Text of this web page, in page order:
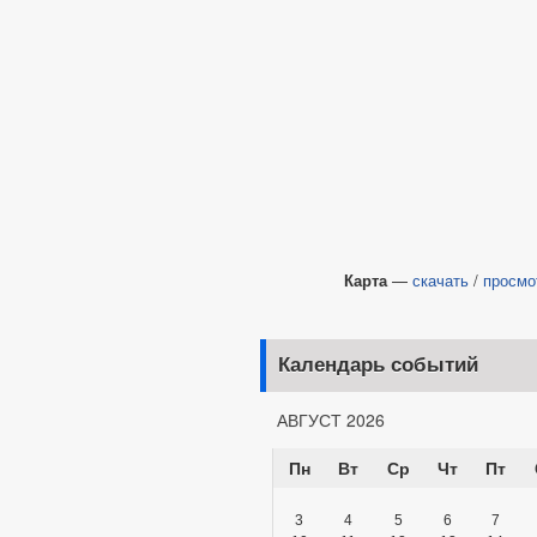
Карта— скачать /
Календарь событий
АВГУСТ 2026
Пн
Вт Ср Чт Пт
3
4 5 6 7